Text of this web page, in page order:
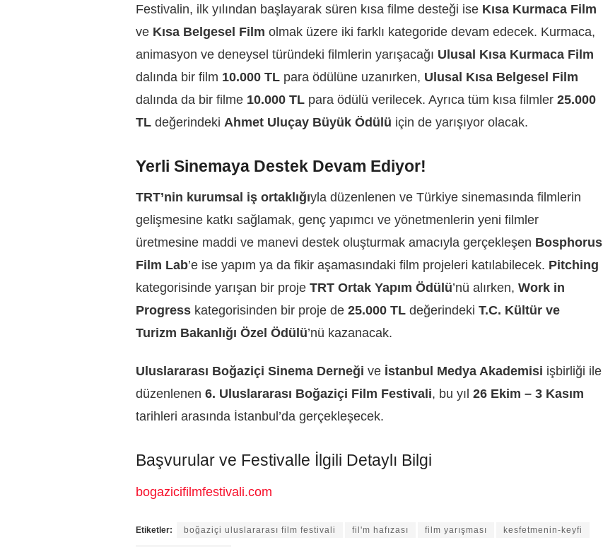
Festivalin, ilk yılından başlayarak süren kısa filme desteği ise Kısa Kurmaca Film
ve Kısa Belgesel Film olmak üzere iki farklı kategoride devam edecek. Kurmaca,
animasyon ve deneysel türündeki filmlerin yarışacağı Ulusal Kısa Kurmaca Film
dalında bir film 10.000 TL para ödülüne uzanırken, Ulusal Kısa Belgesel Film
dalında da bir filme 10.000 TL para ödülü verilecek. Ayrıca tüm kısa filmler 25.000
TL değerindeki Ahmet Uluçay Büyük Ödülü için de yarışıyor olacak.
Yerli Sinemaya Destek Devam Ediyor!
TRT’nin kurumsal iş ortaklığıyla düzenlenen ve Türkiye sinemasında filmlerin
gelişmesine katkı sağlamak, genç yapımcı ve yönetmenlerin yeni filmler
üretmesine maddi ve manevi destek oluşturmak amacıyla gerçekleşen Bosphorus
Film Lab’e ise yapım ya da fikir aşamasındaki film projeleri katılabilecek. Pitching
kategorisinde yarışan bir proje TRT Ortak Yapım Ödülü’nü alırken, Work in
Progress kategorisinden bir proje de 25.000 TL değerindeki T.C. Kültür ve
Turizm Bakanlığı Özel Ödülü’nü kazanacak.
Uluslararası Boğaziçi Sinema Derneği ve İstanbul Medya Akademisi işbirliği ile
düzenlenen 6. Uluslararası Boğaziçi Film Festivali, bu yıl 26 Ekim – 3 Kasım
tarihleri arasında İstanbul’da gerçekleşecek.
Başvurular ve Festivalle İlgili Detaylı Bilgi
bogazicifilmfestivali.com
Etiketler: boğaziçi uluslararası film festivali fil'm hafızası film yarışması kesfetmenin-keyfi